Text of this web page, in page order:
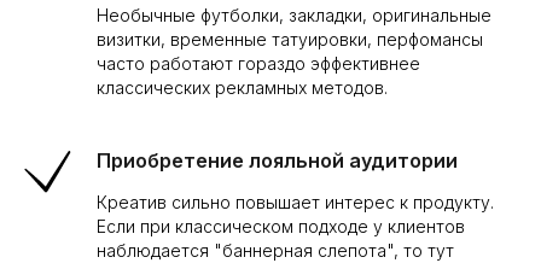
Необычные футболки, закладки, оригинальные
визитки, временные татуировки, перфомансы
часто работают гораздо эффективнее
классических рекламных методов.
Приобретение лояльной аудитории
Креатив сильно повышает интерес к продукту.
Если при классическом подходе у клиентов
наблюдается "баннерная слепота", то тут